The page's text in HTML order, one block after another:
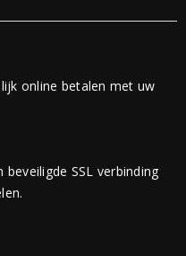
online betalen met uw
SSL verbinding